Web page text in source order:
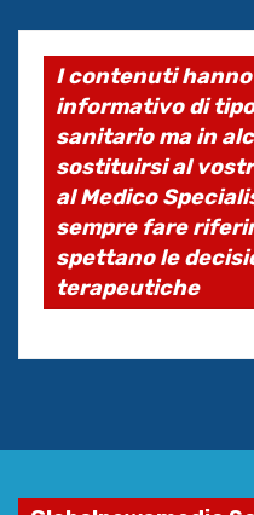
I contenuti
informativo di
sanitario ma in
sostituirsi al
al Medico
sempre fare
spettano le
terapeutiche